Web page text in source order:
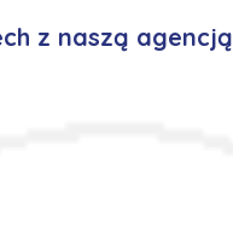
z naszą agencją